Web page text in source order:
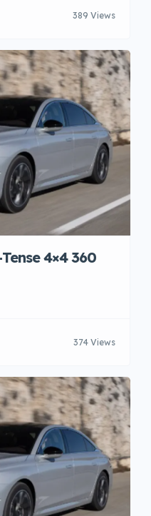
389 Views
4×4 360
374 Views